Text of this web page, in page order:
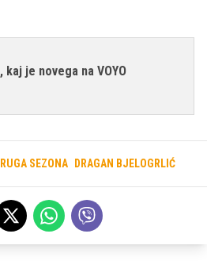
je novega na VOYO
SEZONA DRAGAN BJELOGRLIĆ